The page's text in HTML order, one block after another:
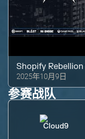
Shopify Rebellion
2025年10月9日
参赛战队